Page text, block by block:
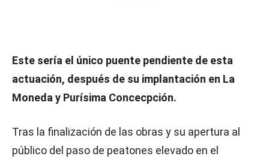
Este sería el único puente pendiente de esta
actuación, después de su implantación en La
Moneda y Purísima Concecpción.
Tras la finalización de las obras y su apertura al
público del paso de peatones elevado en el